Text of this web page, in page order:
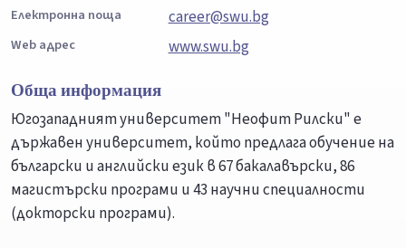
Електронна поща career@swu.bg
Web адрес
www.swu.bg
Обща информация
Югозападният университет "Неофит Рилски" е
държавен университет, който предлага обучение на
български и английски език в 67 бакалавърски, 86
магистърски програми и 43 научни специалности
(докторски програми).